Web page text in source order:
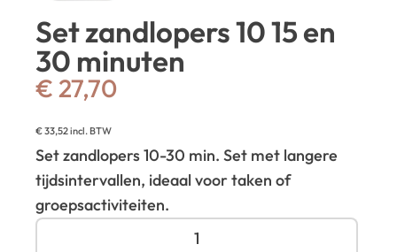
Set zandlopers 10 15 en
30 minuten
€ 27,70
€33,52incl. BTW
Set zandlopers 10-30 min. Set met langere
tijdsintervallen, ideaal voor taken of
groepsactiviteiten.